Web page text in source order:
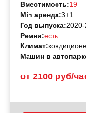
от 2100 руб/
Вместимость:19
Min аренда:3+1
Год выпуска:2020-
Ремни:есть
Климат:
Машин в